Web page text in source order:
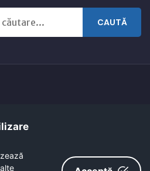
CAUTĂ
Link-uri utile
a Sustainable Europe
Sustainable Europe - Santiago